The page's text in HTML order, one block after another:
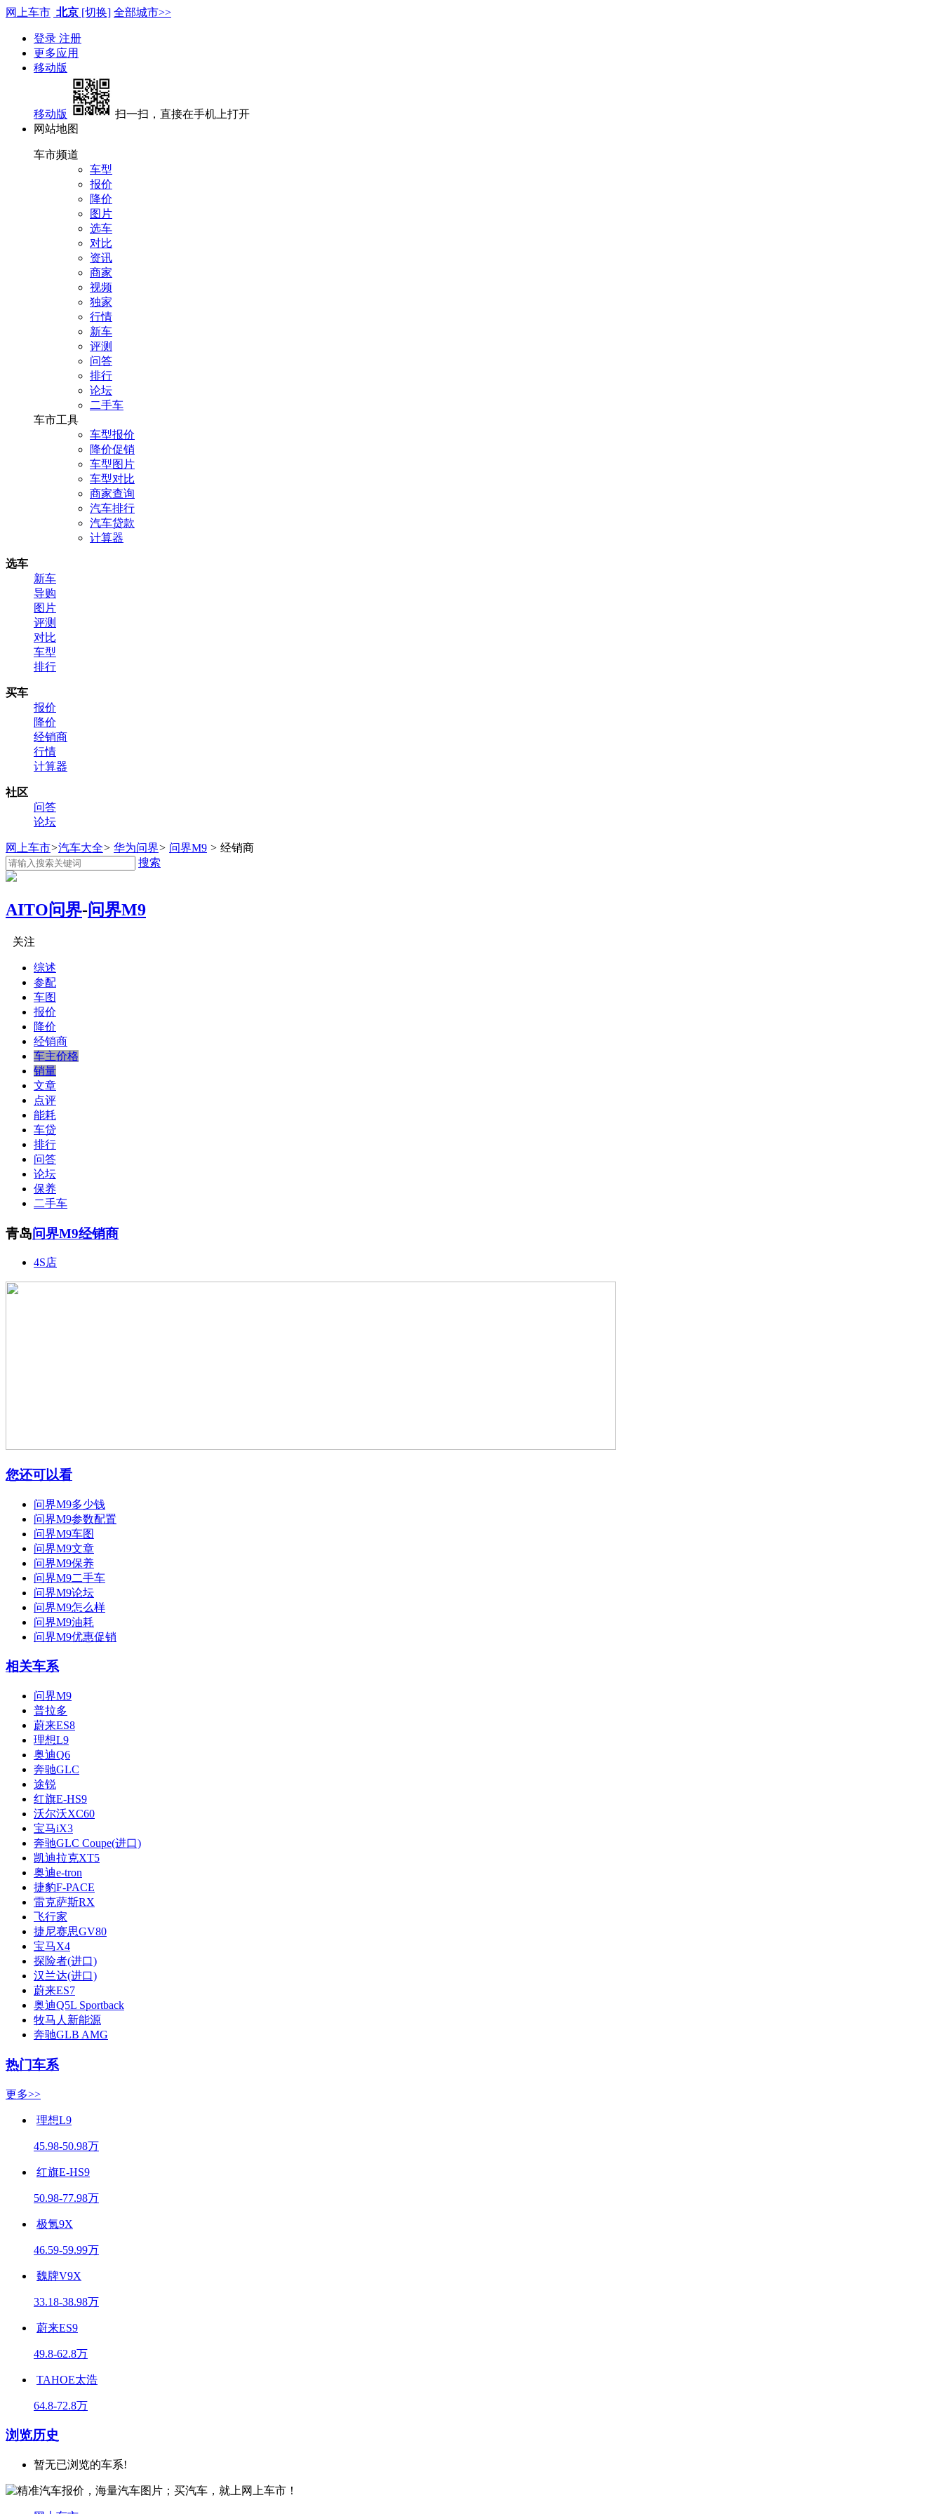
网上车市 北京 [切换] 全部城市>>
登录 注册
更多应用
移动版
移动版
扫一扫，直接在手机上打开
网站地图
车市频道
车型
报价
降价
图片
选车
对比
资讯
商家
视频
独家
行情
新车
评测
问答
排行
论坛
二手车
车市工具
车型报价
降价促销
车型图片
车型对比
商家查询
汽车排行
汽车贷款
计算器
选车
新车
导购
图片
评测
对比
车型
排行
买车
报价
降价
经销商
行情
计算器
社区
问答
论坛
网上车市>汽车大全> 华为问界> 问界M9 > 经销商
搜索
AITO问界-问界M9
关注
综述
参配
车图
报价
降价
经销商
车主价格
销量
文章
点评
能耗
车贷
排行
问答
论坛
保养
二手车
青岛问界M9经销商
4S店
您还可以看
问界M9多少钱
问界M9参数配置
问界M9车图
问界M9文章
问界M9保养
问界M9二手车
问界M9论坛
问界M9怎么样
问界M9油耗
问界M9优惠促销
相关车系
问界M9
普拉多
蔚来ES8
理想L9
奥迪Q6
奔驰GLC
途锐
红旗E-HS9
沃尔沃XC60
宝马iX3
奔驰GLC Coupe(进口)
凯迪拉克XT5
奥迪e-tron
捷豹F-PACE
雷克萨斯RX
飞行家
捷尼赛思GV80
宝马X4
探险者(进口)
汉兰达(进口)
蔚来ES7
奥迪Q5L Sportback
牧马人新能源
奔驰GLB AMG
热门车系
更多>>
理想L9
45.98-50.98万
红旗E-HS9
50.98-77.98万
极氪9X
46.59-59.99万
魏牌V9X
33.18-38.98万
蔚来ES9
49.8-62.8万
TAHOE太浩
64.8-72.8万
浏览历史
暂无已浏览的车系!